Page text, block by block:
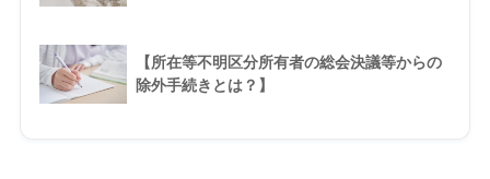
【所在等不明区分所有者の総会決議等からの
除外手続きとは？】